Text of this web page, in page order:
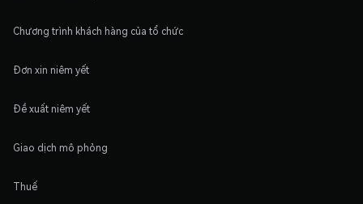
Chương trình khách hàng của tổ chức
Đơn xin niêm yết
Đề xuất niêm yết
Giao dịch mô phỏng
Thuế